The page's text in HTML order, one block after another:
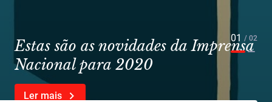
Estas são as novidades da Imprensa
Nacional para 2020
Ler mais
01 / 02